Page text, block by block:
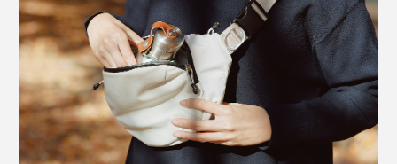
底のマチが折りたためるので、荷物が少ない時はスリム
になります。